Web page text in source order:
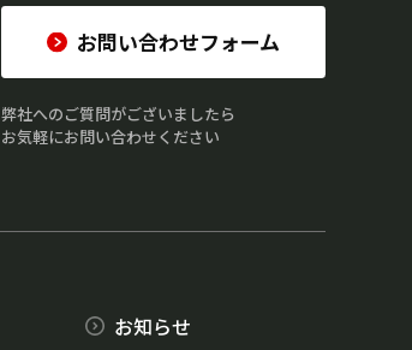
お問い合わせフォーム
弊社へのご質問がございましたら
お気軽にお問い合わせください
お知らせ